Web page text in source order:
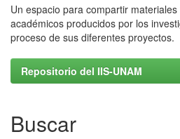
Un espacio para compartir
académicos producidos por los
proceso de sus diferentes proyectos.
Repositorio del IIS-UNAM
Buscar